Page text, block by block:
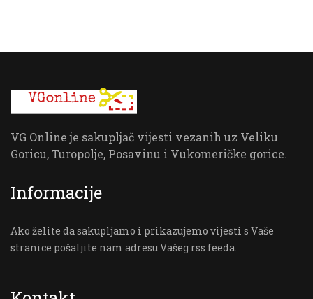
VG Online je sakupljač vijesti vezanih uz Veliku
Goricu, Turopolje, Posavinu i Vukomeričke gorice.
Informacije
Ako želite da sakupljamo i prikazujemo vijesti s Vaše
stranice pošaljite nam adresu Vašeg rss feeda.